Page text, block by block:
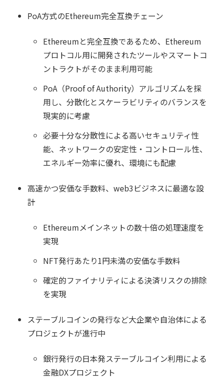
PoA方式のEthereum完全互換チェーン
Ethereumと完全互換であるため、Ethereum
プロトコル用に開発されたツールやスマートコ
ントラクトがそのまま利用可能
PoA（Proof of Authority）アルゴリズムを採
用し、分散化とスケーラビリティのバランスを
現実的に考慮
必要十分な分散性による高いセキュリティ性
能、ネットワークの安定性・コントロール性、
エネルギー効率に優れ、環境にも配慮
高速かつ安価な手数料、web3ビジネスに最適な設
計
Ethereumメインネットの数十倍の処理速度を
実現
NFT発行あたり1円未満の安価な手数料
確定的ファイナリティによる決済リスクの排除
を実現
ステーブルコインの発行など大企業や自治体による
プロジェクトが進行中
銀行発行の日本発ステーブルコイン利用による
金融DXプロジェクト